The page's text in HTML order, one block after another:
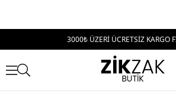
3000₺ ÜZERİ ÜCRETSİZ KARGO